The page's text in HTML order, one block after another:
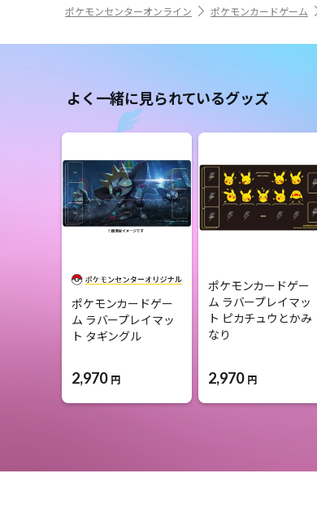
ポケモンセンターオンライン ポケモンカードゲーム
よく一緒に見られているグッズ
ポケモンカードゲー
ム ラバープレイマッ
ト タギングル
2,970 円
ポケモンカードゲー
ム ラバープレイマッ
ト ピカチュウとかみ
なり
2,970 円